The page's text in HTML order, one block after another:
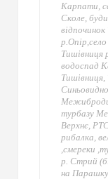
Карпати,
Сколе,
Тишівниця
водоспад
Тишівниця,
турбазу
Верхнє,
рибалка,
,смереки
р. Стрий
на